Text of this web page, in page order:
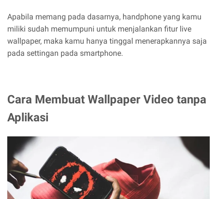
Apabila memang pada dasarnya, handphone yang kamu
miliki sudah memumpuni untuk menjalankan fitur live
wallpaper, maka kamu hanya tinggal menerapkannya saja
pada settingan pada smartphone.
Cara Membuat Wallpaper Video tanpa
Aplikasi